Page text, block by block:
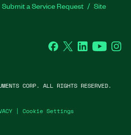
Submit a Service Request
Site
Facebook
Twitter LinkedInYouTube
| Cookie Settings
CORP. ALL RIGHTS RESERVED.